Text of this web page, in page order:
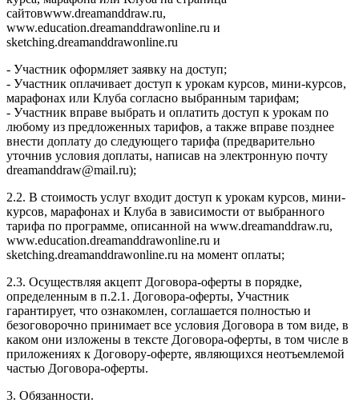
сайтовwww.dreamanddraw.ru,
www.education.dreamanddrawonline.ru и
sketching.dreamanddrawonline.ru
- Участник оформляет заявку на доступ;
- Участник оплачивает доступ к урокам курсов, мини-курсов,
марафонах или Клуба согласно выбранным тарифам;
- Участник вправе выбрать и оплатить доступ к урокам по
любому из предложенных тарифов, а также вправе позднее
внести доплату до следующего тарифа (предварительно
уточнив условия доплаты, написав на электронную почту
dreamanddraw@mail.ru);
2.2. В стоимость услуг входит доступ к урокам курсов, мини-
курсов, марафонах и Клуба в зависимости от выбранного
тарифа по программе, описанной на www.dreamanddraw.ru,
www.education.dreamanddrawonline.ru и
sketching.dreamanddrawonline.ru на момент оплаты;
2.3. Осуществляя акцепт Договора-оферты в порядке,
определенным в п.2.1. Договора-оферты, Участник
гарантирует, что ознакомлен, соглашается полностью и
безоговорочно принимает все условия Договора в том виде, в
каком они изложены в тексте Договора-оферты, в том числе в
приложениях к Договору-оферте, являющихся неотъемлемой
частью Договора-оферты.
3. Обязанности.